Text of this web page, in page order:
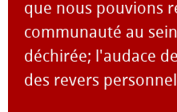
que nous pouvions
communauté au
déchirée; l'audace
des revers